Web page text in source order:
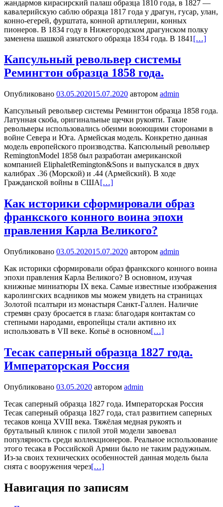
жандармов кирасирский палаш образца 1810 года, в 1827 —
кавалерийскую саблю образца 1817 года у драгун, гусар, улан,
конно-егерей, фурштата, конной артиллерии, конных
пионеров. В 1834 году в Нижегородском драгунском полку
заменена шашкой азиатского образца 1834 года. В 1841 […]
Капсульный револьвер системы
Ремингтон образца 1858 года.
Опубликовано 03.05.202015.07.2020 автором admin
Капсульный револьвер системы Ремингтон образца 1858 года.
Латунная скоба, оригинальные щечки рукояти. Такие
револьверы использовались обеими воюющими сторонами в
войне Севера и Юга. Армейская модель. Конкретно данная
модель европейского производства. Капсюльный револьвер
RemingtonModel 1858 был разработан американской
компанией EliphaletRemington&Sons и выпускался в двух
калибрах .36 (Морской) и .44 (Армейский). В ходе
Гражданской войны в США[…]
Как историки сформировали образ
франкского конного воина эпохи
правления Карла Великого?
Опубликовано 03.05.202015.07.2020 автором admin
Как историки сформировали образ франкского конного воина
эпохи правления Карла Великого? В основном, изучая
книжные миниатюры IX века. Самые известные изображения
каролингских всадников мы можем увидеть на страницах
Золотой псалтыри из монастыря Санкт-Галлен. Наличие
стремян сразу бросается в глаза: благодаря контактам со
степными народами, европейцы стали активно их
использовать в VII веке. Копьё в основном[…]
Тесак саперный образца 1827 года.
Императорская Россия
Опубликовано 03.05.2020 автором admin
Тесак саперный образца 1827 года. Императорская Россия
Тесак саперный образца 1827 года, стал развитием саперных
тесаков конца XVIII века. Тяжёлая медная рукоять и
брутальный клинок с пилой этой модели завоевал
популярность среди коллекционеров. Реальное использование
этого тесака в Российской Армии было не таким радужным.
Из-за своих технических особенностей данная модель была
снята с вооружения через[…]
Навигация по записям